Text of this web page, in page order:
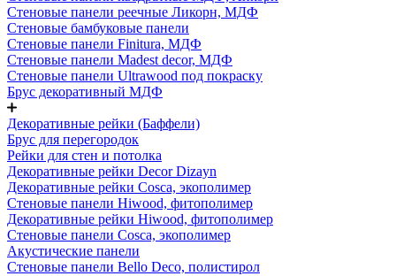
Стеновые панели реечные Ликорн, МДФ
Стеновые бамбуковые панели
Стеновые панели Finitura, МДФ
Стеновые панели Madest decor, МДФ
Стеновые панели Ultrawood под покраску
Брус декоративный МДФ
Декоративные рейки (Баффели)
Брус для перегородок
Рейки для стен и потолка
Декоративные рейки Decor Dizayn
Декоративные рейки Cosca, экополимер
Стеновые панели Hiwood, фитополимер
Декоративные рейки Hiwood, фитополимер
Стеновые панели Cosca, экополимер
Акустические панели
Стеновые панели Bello Deco, полистирол